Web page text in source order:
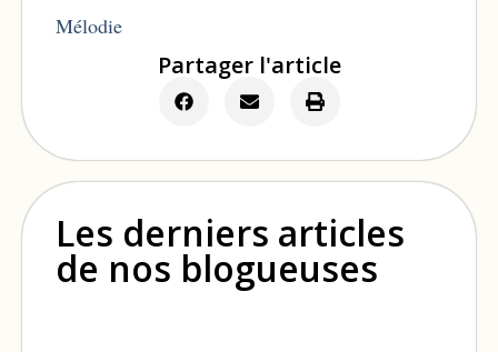
Mélodie
Partager l'article
Les derniers articles
de nos blogueuses